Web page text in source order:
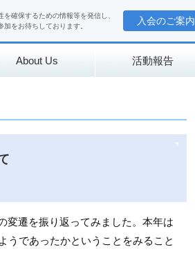
確保するための情報等を発信し、
をお待ちしております。
入会のご案内
About Us 活動報告
変遷を振り返ってみました。本年は
うであったかということをみること